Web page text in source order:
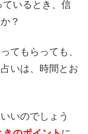
いるとき、信
？
てもらっても、
いは、時間とお
いのでしょう